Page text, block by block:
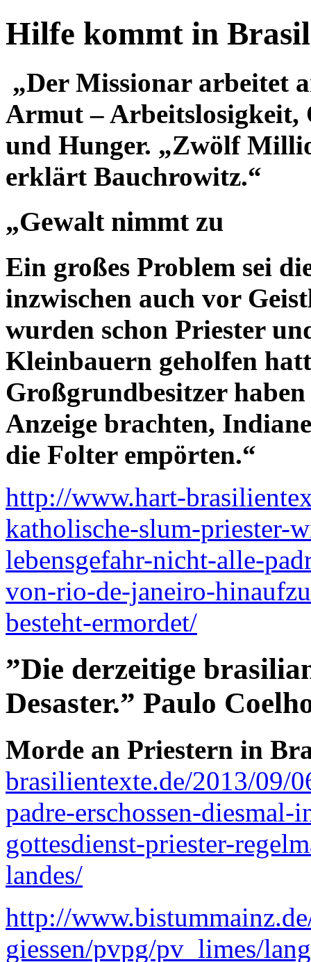
Hilfe kommt in
„Der Missionar arbeitet
Armut –
und Hunger. „Zwölf
erklärt Bauchrowitz.“
„Gewalt nimmt zu
Ein großes Problem sei
inzwischen auch vor
wurden schon Priester
Kleinbauern geholfen
Großgrundbesitzer
Anzeige brachten,
die Folter empörten.“
http://www.hart-
katholische-slum-priester-
lebensgefahr-nicht-alle-
von-rio-de-janeiro-
besteht-ermordet/
”Die derzeitige
Desaster.” Paulo
Morde an Priestern in
brasilientexte.de/2013/09/
padre-erschossen-
gottesdienst-priester-
landes/
http://
giessen/pvpg/pv_limes/